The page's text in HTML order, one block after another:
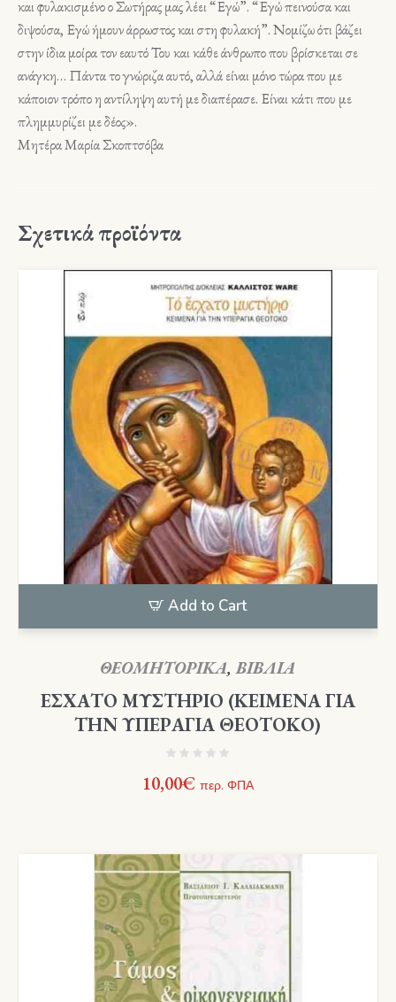
και φυλακισμένο ο Σωτήρας μας λέει “Εγώ”. “Εγώ πεινούσα και
διψούσα, Εγώ ήμουν άρρωστος και στη φυλακή”. Νομίζω ότι βάζει
στην ίδια μοίρα τον εαυτό Του και κάθε άνθρωπο που βρίσκεται σε
ανάγκη… Πάντα το γνώριζα αυτό, αλλά είναι μόνο τώρα που με
κάποιον τρόπο η αντίληψη αυτή με διαπέρασε. Είναι κάτι που με
πλημμυρίζει με δέος».
Μητέρα Μαρία Σκοπτσόβα
Σχετικά προϊόντα
Add to Cart
ΘΕΟΜΗΤΟΡΙΚΑ,ΒΙΒΛΙΑ
ΕΣΧΑΤΟ ΜΥΣΤΗΡΙΟ (ΚΕΙΜΕΝΑ ΓΙΑ
ΤΗΝ ΥΠΕΡΑΓΙΑ ΘΕΟΤΟΚΟ)
10,00€ περ. ΦΠΑ